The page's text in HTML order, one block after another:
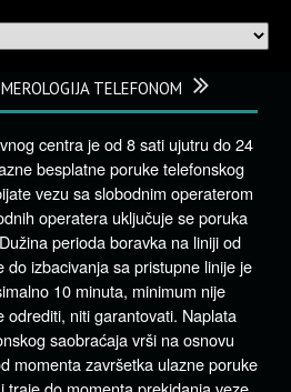
TELEFONOM
centra je od 8 sati ujutru do 24
besplatne poruke telefonskog
vezu sa slobodnim operaterom
operatera uključuje se poruka
perioda boravka na liniji od
do izbacivanja sa pristupne linije je
10 minuta, minimum nije
odrediti, niti garantovati. Naplata
saobraćaja vrši na osnovu
momenta završetka ulazne poruke